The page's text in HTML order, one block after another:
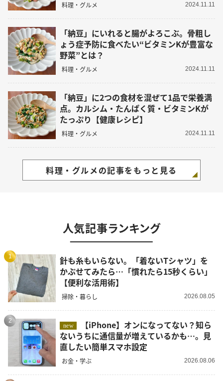
料理・グルメ 2024.11.11
「納豆」にいれると腸がよろこぶ。骨粗し
ょう症予防に食べたい“ビタミンKが豊富な
野菜”とは？
料理・グルメ 2024.11.11
「納豆」に2つの食材を混ぜて1品で栄養満
点。カルシム・たんぱく質・ビタミンKが
たっぷり【健康レシピ】
料理・グルメ 2024.11.11
料理・グルメの記事をもっと見る
人気記事ランキング
1
針も糸もいらない。「着ないTシャツ」を
かぶせてみたら…「慣れたら15秒くらい」
【便利な活用術】
掃除・暮らし 2026.08.05
2
new
ないうちに通信量が増えているかも…。見
直したい簡単スマホ設定
お金・学ぶ 2026.08.06